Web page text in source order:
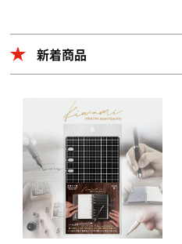
新着商品